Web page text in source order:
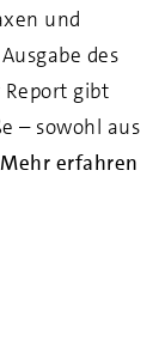
und
des
gibt
– sowohl aus
Mehr erfahren